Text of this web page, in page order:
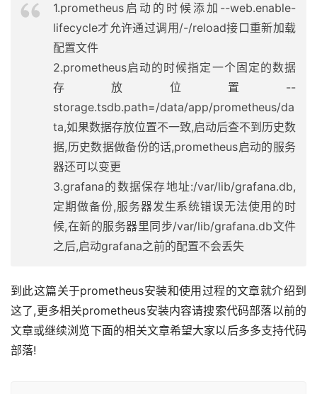
1.prometheus启动的时候添加--web.enable-
lifecycle才允许通过调用/-/reload接口重新加载
配置文件
2.prometheus启动的时候指定一个固定的数据
存放位置--
storage.tsdb.path=/data/app/prometheus/da
ta,如果数据存放位置不一致,启动后查不到历史数
据,历史数据做备份的话,prometheus启动的服务
器还可以变更
3.grafana的数据保存地址:/var/lib/grafana.db,
定期做备份,服务器发生系统错误无法使用的时
候,在新的服务器里同步/var/lib/grafana.db文件
之后,启动grafana之前的配置不会丢失
到此这篇关于prometheus安装和使用过程的文章就介绍到
这了,更多相关prometheus安装内容请搜索代码部落以前的
文章或继续浏览下面的相关文章希望大家以后多多支持代码
部落!